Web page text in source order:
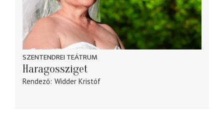
SZENTENDREI TEÁTRUM
Haragossziget
Rendező Widder Kristóf